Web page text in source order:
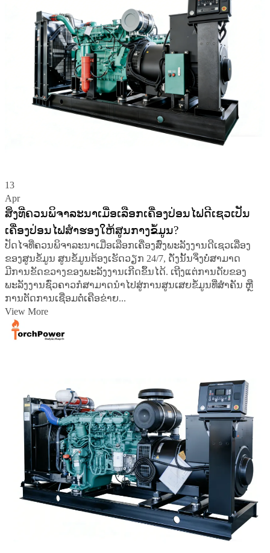
13
Apr
ສິ່ງທີ່ຄວນພິຈາລະນາເມື່ອເລືອກເຄື່ອງປ່ອນໄຟດີເຊວເປັນ
ເຄື່ອງປ່ອນໄຟສຳຮອງໃຫ້ສູນກາງຂໍ້ມູນ?
ປັດໄຈທີ່ຄວນພິຈາລະນາເມື່ອເລືອກເຄື່ອງສົ່ງພະລັງງານດີເຊວເລື່ອງ
ຂອງສູນຂໍ້ມູນ ສູນຂໍ້ມູນຕ້ອງເຮັດວຽກ 24/7, ດັ່ງນັ້ນຈຶ່ງບໍ່ສາມາດ
ມີການຂັດຂວາງຂອງພະລັງງານເກີດຂຶ້ນໄດ້. ເຖີງແຕ່ການດັບຂອງ
ພະລັງງານຊົ່ວຄາວກໍສາມາດນຳໄປສູ່ການສູນເສຍຂໍ້ມູນທີ່ສຳຄັນ ຫຼື
ການຕັດການເຊື່ອມຕໍ່ເຄືອຂ່າຍ...
View More